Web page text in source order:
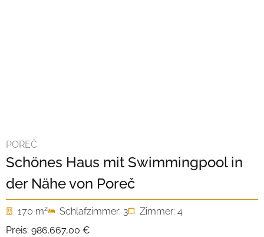
POREČ
Schönes Haus mit Swimmingpool in
der Nähe von Poreč
170 m2 Schlafzimmer: 3
Zimmer: 4
Preis: 986.667,00 €